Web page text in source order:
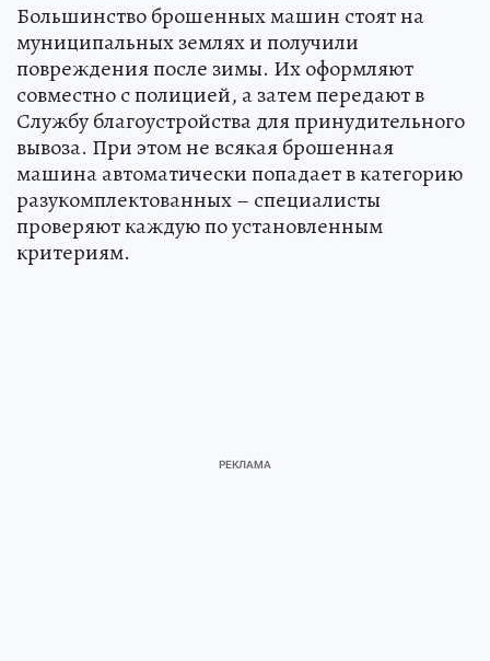
Большинство брошенных машин стоят на
муниципальных землях и получили
повреждения после зимы. Их оформляют
совместно с полицией, а затем передают в
Службу благоустройства для принудительного
вывоза. При этом не всякая брошенная
машина автоматически попадает в категорию
разукомплектованных – специалисты
проверяют каждую по установленным
критериям.